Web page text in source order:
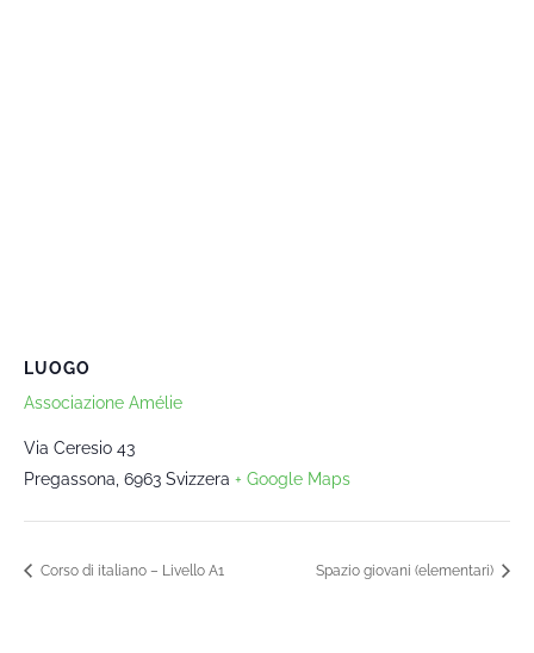
LUOGO
Associazione Amélie
Via Ceresio 43
Pregassona 6963 Svizzera + Google Maps
Corso di italiano – Livello A1 Spazio giovani (elementari)